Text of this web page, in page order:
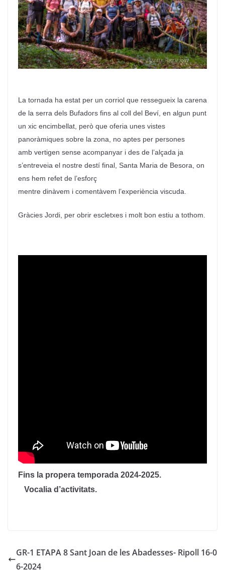
La tornada ha estat per un corriol que ressegueix la carena
de la serra dels Bufadors fins al coll del Beví , en algun punt
un xic encimbellat, però que oferia unes vistes
panoràmiques sobre la zona, no aptes per persones
amb vertigen sense acompanyar i des de l’alçada ja
s’entreveia el nostre destí final, Santa Maria de Besora, on
ens hem refet de l’esforç
mentre dinàvem i comentàvem l’experiència viscuda.
Gràcies Jordi, per obrir escletxes i molt bon estiu a tothom.
Fins la propera temporada 2024-2025.
Vocalia d’activitats.
GR-1 ETAPA 8 Sant Joan de les Abadesses- Ripoll 16-0
6-2024